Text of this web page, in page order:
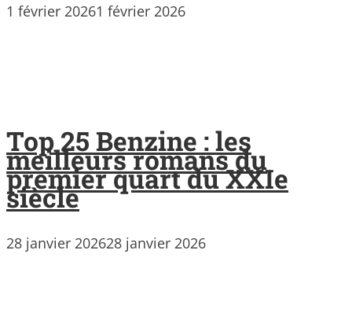
1 février 20261 février 2026
Top 25 Benzine : les
meilleurs romans du
premier quart du XXIe
siècle
28 janvier 202628 janvier 2026